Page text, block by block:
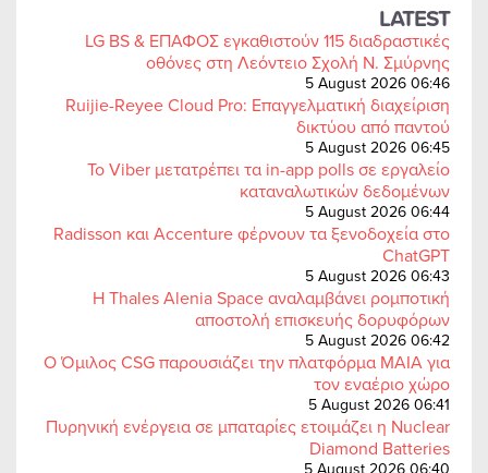
LATEST
LG BS & ΕΠΑΦΟΣ εγκαθιστούν 115 διαδραστικές
οθόνες στη Λεόντειο Σχολή Ν. Σμύρνης
5 August 2026 06:46
Ruijie-Reyee Cloud Pro: Επαγγελματική διαχείριση
δικτύου από παντού
5 August 2026 06:45
Το Viber μετατρέπει τα in-app polls σε εργαλείο
καταναλωτικών δεδομένων
5 August 2026 06:44
Radisson και Accenture φέρνουν τα ξενοδοχεία στο
ChatGPT
5 August 2026 06:43
Η Thales Alenia Space αναλαμβάνει ρομποτική
αποστολή επισκευής δορυφόρων
5 August 2026 06:42
Ο Όμιλος CSG παρουσιάζει την πλατφόρμα MAIA για
τον εναέριο χώρο
5 August 2026 06:41
Πυρηνική ενέργεια σε μπαταρίες ετοιμάζει η Nuclear
Diamond Batteries